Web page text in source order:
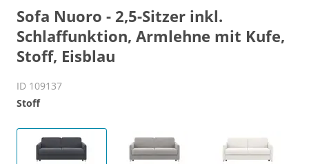
Sofa Nuoro - 2,5-Sitzer inkl.
Schlaffunktion, Armlehne mit Kufe,
Stoff, Eisblau
ID 109137
Stoff